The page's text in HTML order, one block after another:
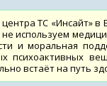
ТС «Инсайт» в
используем
и моральная
психоактивных
встаёт на путь